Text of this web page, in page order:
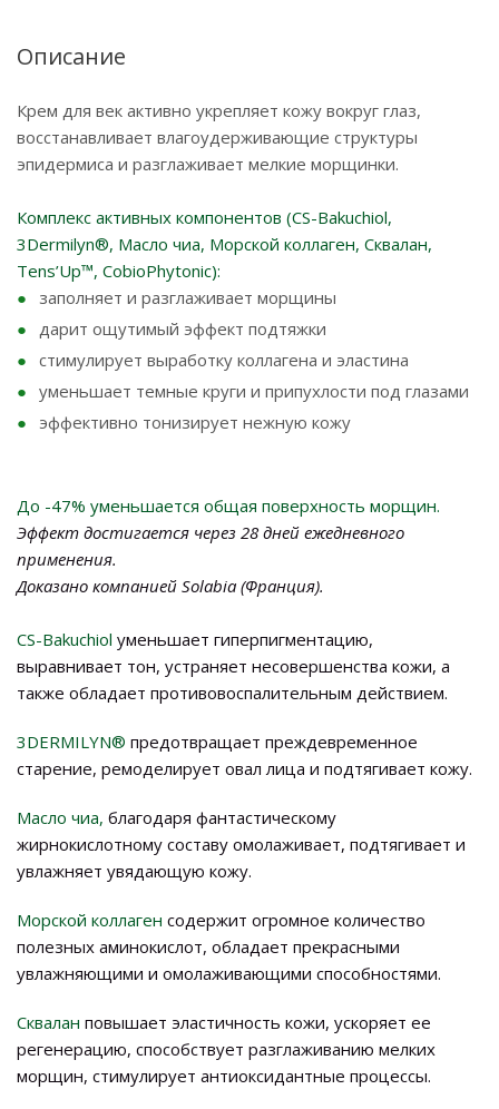
Описание
Крем для век активно укрепляет кожу вокруг глаз,
восстанавливает влагоудерживающие структуры
эпидермиса и разглаживает мелкие морщинки.
Комплекс активных компонентов (CS-Bakuchiol,
3Dermilyn®, Масло чиа, Морской коллаген, Сквалан,
Tens’Up™, CobioPhytonic):
заполняет и разглаживает морщины
дарит ощутимый эффект подтяжки
стимулирует выработку коллагена и эластина
уменьшает темные круги и припухлости под глазами
эффективно тонизирует нежную кожу
До -47% уменьшается общая поверхность морщин.
Эффект достигается через 28 дней ежедневного
применения.
Доказано компанией Solabia (Франция).
CS-Bakuchiol уменьшает гиперпигментацию,
выравнивает тон, устраняет несовершенства кожи, а
также обладает противовоспалительным действием.
3DERMILYN® предотвращает преждевременное
старение, ремоделирует овал лица и подтягивает кожу.
Масло чиа, благодаря фантастическому
жирнокислотному составу омолаживает, подтягивает и
увлажняет увядающую кожу.
Морской коллаген содержит огромное количество
полезных аминокислот, обладает прекрасными
увлажняющими и омолаживающими способностями.
Сквалан повышает эластичность кожи, ускоряет ее
регенерацию, способствует разглаживанию мелких
морщин, стимулирует антиоксидантные процессы.